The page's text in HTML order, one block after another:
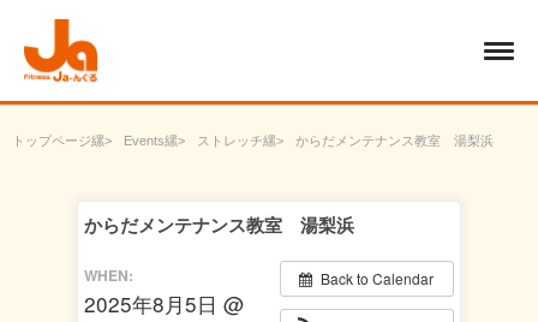
トップページ Events ストレッチ からだメンテナンス教室 湯梨浜
からだメンテナンス教室 湯梨浜
Back to Calendar
WHEN:
2025年8月5日 @